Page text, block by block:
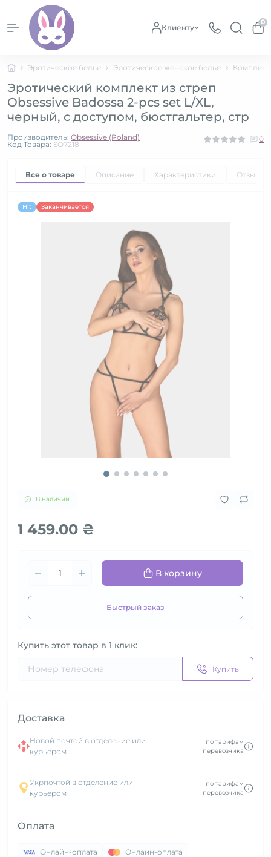
Клиенту
0
Эротическое белье Эротическое женское белье
Эротический комплект из стреп
Obsessive Badossa 2-pcs set L/XL,
черный, с доступом, бюстгальтер, стр
Производитель: Obsessive (Poland)
Код Товара: SO7218
0
Все о товаре Описание Характеристики Отзывы
Hit Заканчивается
В наличии
1 459.00 ₴
В корзину
Быстрый заказ
Купить этот товар в 1 клик:
Купить
Доставка
Новой почтой в отделение или
курьером
по тарифам
перевозчика
Укрпочтой в отделение или
курьером
по тарифам
перевозчика
Оплата
Онлайн-оплата
Онлайн-оплата